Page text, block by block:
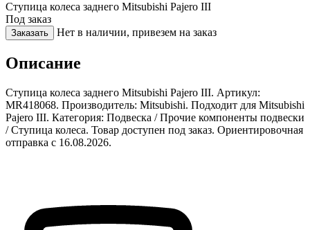
Ступица колеса заднего Mitsubishi Pajero III
Под заказ
Заказать Нет в наличии, привезем на заказ
Описание
Ступица колеса заднего Mitsubishi Pajero III. Артикул:
MR418068. Производитель: Mitsubishi. Подходит для Mitsubishi
Pajero III. Категория: Подвеска / Прочие компоненты подвески
/ Ступица колеса. Товар доступен под заказ. Ориентировочная
отправка с 16.08.2026.